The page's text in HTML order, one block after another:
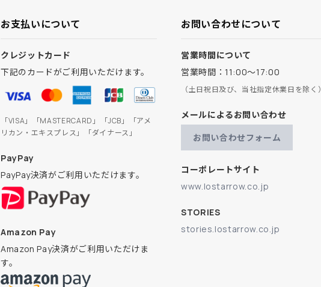
お支払いについて
クレジットカード
下記のカードがご利用いただけます。
「VISA」「MASTERCARD」「JCB」「アメ
リカン・エキスプレス」「ダイナース」
PayPay
PayPay決済がご利用いただけます。
Amazon Pay
Amazon Pay決済がご利用いただけま
す。
お問い合わせについて
営業時間について
営業時間：11:00～17:00
（土日祝日及び、当社指定休業日を除く）
メールによるお問い合わせ
お問い合わせフォーム
コーポレートサイト
www.lostarrow.co.jp
STORIES
stories.lostarrow.co.jp